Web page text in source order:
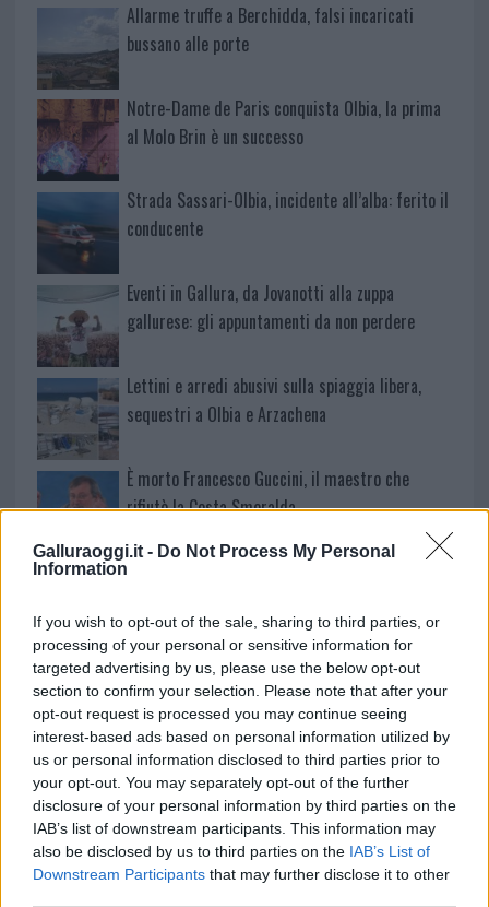
Galluraoggi.it - Do Not Process My Personal
Information
If you wish to opt-out of the sale, sharing to third parties, or
processing of your personal or sensitive information for
targeted advertising by us, please use the below opt-out
section to confirm your selection. Please note that after your
opt-out request is processed you may continue seeing
interest-based ads based on personal information utilized by
us or personal information disclosed to third parties prior to
your opt-out. You may separately opt-out of the further
disclosure of your personal information by third parties on the
IAB’s list of downstream participants. This information may
also be disclosed by us to third parties on the IAB’s List of
Downstream Participants that may further disclose it to other
Allarme truffe a Berchidda, falsi incaricati
bussano alle porte
Notre-Dame de Paris conquista Olbia, la prima
al Molo Brin è un successo
Strada Sassari-Olbia, incidente all’alba: ferito il
conducente
Eventi in Gallura, da Jovanotti alla zuppa
gallurese: gli appuntamenti da non perdere
Lettini e arredi abusivi sulla spiaggia libera,
sequestri a Olbia e Arzachena
È morto Francesco Guccini, il maestro che
rifiutò la Costa Smeralda
Nuovo sportello rifiuti a Palau, una svolta per gli
NECROLOGIE